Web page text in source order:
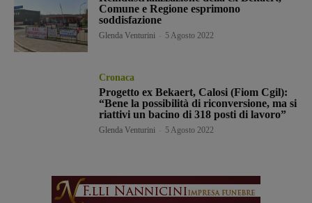
Comune e Regione esprimono
soddisfazione
Glenda Venturini 5 Agosto 2022
Cronaca
Progetto ex Bekaert, Calosi (Fiom Cgil):
“Bene la possibilità di riconversione, ma si
riattivi un bacino di 318 posti di lavoro”
Glenda Venturini 5 Agosto 2022